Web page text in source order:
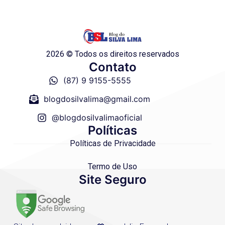
2026 © Todos os direitos reservados
Contato
(87) 9 9155-5555
blogdosilvalima@gmail.com
@blogdosilvalimaoficial
Políticas
Políticas de Privacidade
Termo de Uso
Site Seguro